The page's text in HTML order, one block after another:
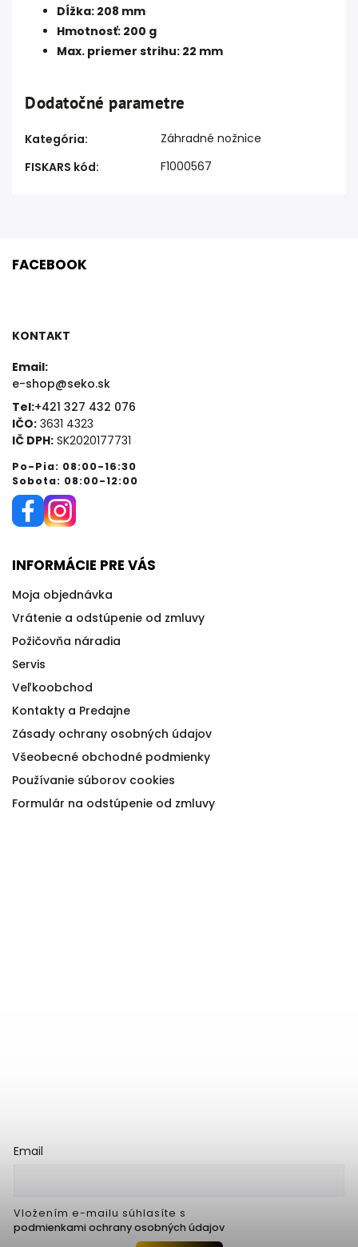
Dĺžka: 208 mm
Hmotnosť: 200 g
Max. priemer strihu: 22 mm
Dodatočné parametre
Kategória:
Záhradné nožnice
FISKARS kód: F1000567
FACEBOOK
KONTAKT
Email:
e-shop@seko.sk
Tel:+421 327 432 076
IČO: 3631 4323
IČ DPH: SK2020177731
Po-Pia: 08:00-16:30
Sobota: 08:00-12:00
INFORMÁCIE PRE VÁS
Moja objednávka
Vrátenie a odstúpenie od zmluvy
Požičovňa náradia
Servis
Veľkoobchod
Kontakty a Predajne
Zásady ochrany osobných údajov
Všeobecné obchodné podmienky
Používanie súborov cookies
Formulár na odstúpenie od zmluvy
Email
Vložením e-mailu súhlasíte s
podmienkami ochrany osobných údajov